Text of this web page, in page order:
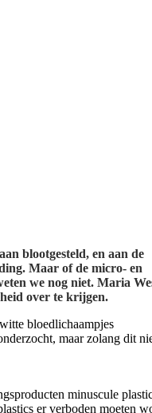
blootgesteld, en aan de
Maar of de micro- en
we nog niet. Maria
over te krijgen.
bloedlichaampjes
maar zolang dit
minuscule
er verboden moeten